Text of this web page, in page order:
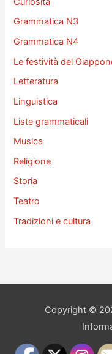
Grammatica N3
Grammatica N4
Le festività del
Letteratura
Linguistica
Liste grammaticali
Musica
Religione
Storia
Teatro
Tradizioni e cultura
Copyright ©